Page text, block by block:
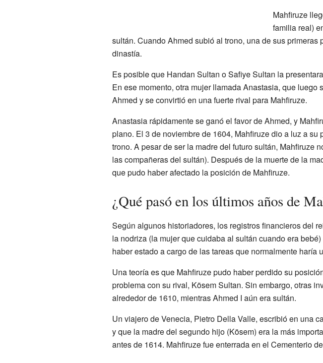
Mahfiruze
familia real)
sultán. Cuando Ahmed subió al trono, una de sus
dinastía.
Es posible que Handan Sultan o Safiye Sultan la
En ese momento, otra mujer llamada Anastasia, que luego
Ahmed y se convirtió en una fuerte rival para Mahfiruze.
Anastasia rápidamente se ganó el favor de Ahmed, y
plano. El 3 de noviembre de 1604, Mahfiruze dio a luz a su
trono. A pesar de ser la madre del futuro sultán, Mahfiruze
las compañeras del sultán). Después de la muerte de la
que pudo haber afectado la posición de Mahfiruze.
¿Qué pasó en los últimos años de
Según algunos historiadores, los registros financieros del
la nodriza (la mujer que cuidaba al sultán cuando era
haber estado a cargo de las tareas que normalmente haría
Una teoría es que Mahfiruze pudo haber perdido su
problema con su rival, Kösem Sultan. Sin embargo, otras
alrededor de 1610, mientras Ahmed I aún era sultán.
Un viajero de Venecia, Pietro Della Valle, escribió en una
y que la madre del segundo hijo (Kösem) era la más
antes de 1614. Mahfiruze fue enterrada en el Cementerio